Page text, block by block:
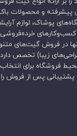
پیشرفته و محصولات
پوشاک، لوازم
کسب‌وکارهای
در فروش گیت‌های
زیبا) تخصص